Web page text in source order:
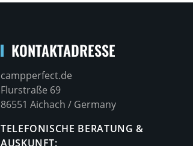
KONTAKTADRESSE
campperfect.de
Flurstraße 69
86551 Aichach / Germany
TELEFONISCHE BERATUNG &
AUSKUNFT: